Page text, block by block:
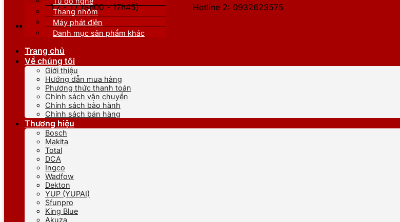
T2 - T7 (8h00 - 17h45)
Hotline 2: 0932623575
Thang nhôm
Máy phát điện
Danh mục sản phẩm khác
Trang chủ
Về chúng tôi
Giới thiệu
Hướng dẫn mua hàng
Phương thức thanh toán
Chính sách vận chuyển
Chính sách bảo hành
Chính sách bán hàng
Thương hiệu
Bosch
Makita
Total
DCA
Ingco
Wadfow
Dekton
YUP (YUPAI)
Sfunpro
King Blue
Akuza